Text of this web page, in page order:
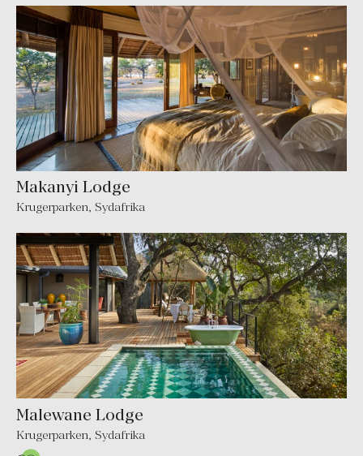
Makanyi Lodge
Krugerparken, Sydafrika
Malewane Lodge
Krugerparken, Sydafrika